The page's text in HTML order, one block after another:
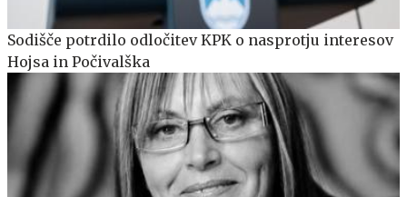
Sodišče potrdilo odločitev KPK o nasprotju interesov
Hojsa in Počivalška